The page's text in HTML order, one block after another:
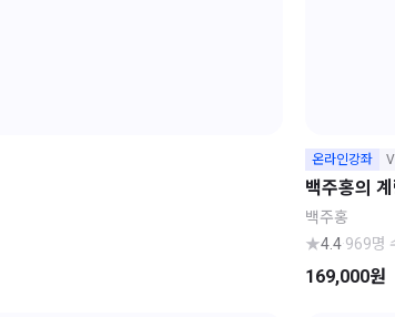
온라인강좌
백주홍의
백주홍
★4.4·969명
169,000원